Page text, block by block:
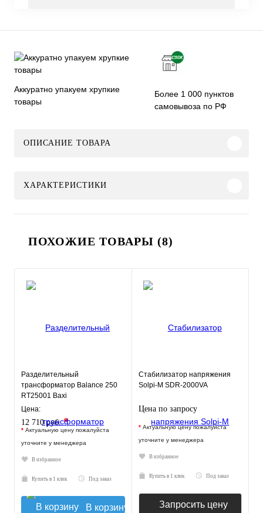
Аккуратно упакуем хрупкие
товары
Более 1 000 пунктов
самовывоза по РФ
ОПИСАНИЕ ТОВАРА
ХАРАКТЕРИСТИКИ
ПОХОЖИЕ ТОВАРЫ (8)
Разделительный
трансформатор Balance 250
RT25001 Baxi
Цена:
12 710 руб.*
* Актуальную цену пожалуйста
уточните у менеджера
В избранное
Купить в 1 клик Под заказ
В корзину
Стабилизатор напряжения
Solpi-M SDR-2000VA
Цена по запросу
* Актуальную цену пожалуйста
уточните у менеджера
В избранное
Купить в 1 клик Под заказ
Запросить цену